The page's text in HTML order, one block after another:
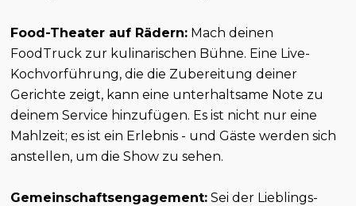
Food-Theater auf Rädern: Mach deinen
FoodTruck zur kulinarischen Bühne. Eine Live-
Kochvorführung, die die Zubereitung deiner
Gerichte zeigt, kann eine unterhaltsame Note zu
deinem Service hinzufügen. Es ist nicht nur eine
Mahlzeit; es ist ein Erlebnis - und Gäste werden sich
anstellen, um die Show zu sehen.
Gemeinschaftsengagement: Sei der Lieblings-